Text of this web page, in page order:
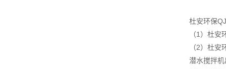
杜安环保
（1）杜
（2）杜
潜水搅拌